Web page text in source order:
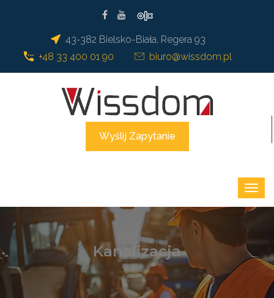
43-382 Bielsko-Biała, Regera 93
+48 33 400 01 90
biuro@wissdom.pl
Wyślij Zapytanie
Kanalizacja